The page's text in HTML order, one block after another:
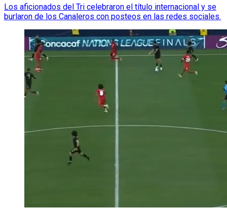
Los aficionados del Tri celebraron el título internacional y se
burlaron de los Canaleros con posteos en las redes sociales.